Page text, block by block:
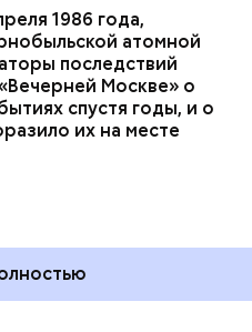
1986 года,
атомной
последствий
Москве» о
спустя годы, и о
их на месте
родился в
принял решение
Целыми днями отрок
Патарский, видя
чтецом, а затем и
паломничество в
по просьбе
успокоил